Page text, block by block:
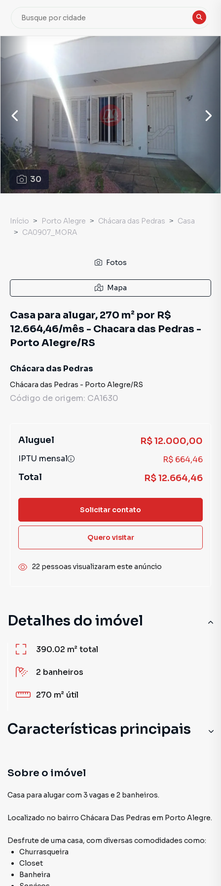
30
Detalhes do imóvel
390.02 m²total
2 banheiros
270 m² útil
Características principais
Sobre o imóvel
Casa para alugar com 3 vagas e 2 banheiros.
Localizado no bairro Chácara Das Pedras em Porto Alegre.
Desfrute de uma casa, com diversas comodidades como:
Churrasqueira
Closet
Banheira
Início Porto Alegre Chácara das Pedras
Casa
CA0907_MORA
Fotos
Mapa
Casa para alugar, 270 m² por R$
12.664,46/mês - Chacara das Pedras -
Porto Alegre/RS
Chácara das Pedras
Chácara das Pedras - Porto Alegre/RS
Código de origem: CA1630
Aluguel R$ 12.000,00
IPTU mensal R$ 664,46
Total R$ 12.664,46
Solicitar contato
Quero visitar
22 pessoas visualizaram este anúncio